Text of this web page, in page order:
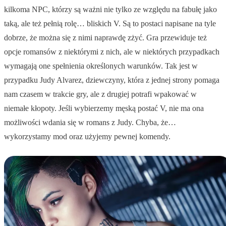
kilkoma NPC, którzy są ważni nie tylko ze względu na fabułę jako
taką, ale też pełnią rolę… bliskich V. Są to postaci napisane na tyle
dobrze, że można się z nimi naprawdę zżyć. Gra przewiduje też
opcje romansów z niektórymi z nich, ale w niektórych przypadkach
wymagają one spełnienia określonych warunków. Tak jest w
przypadku Judy Alvarez, dziewczyny, która z jednej strony pomaga
nam czasem w trakcie gry, ale z drugiej potrafi wpakować w
niemałe kłopoty. Jeśli wybierzemy męską postać V, nie ma ona
możliwości wdania się w romans z Judy. Chyba, że…
wykorzystamy mod oraz użyjemy pewnej komendy.